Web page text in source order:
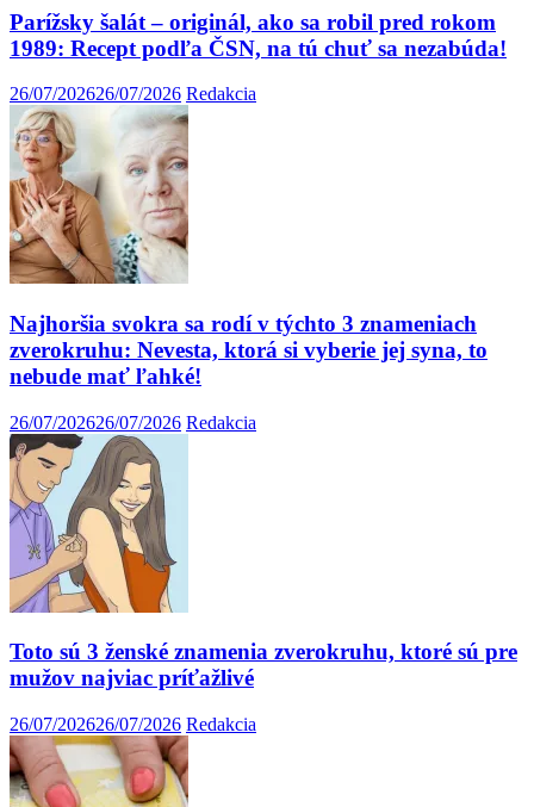
Parížsky šalát – originál, ako sa robil pred rokom
1989: Recept podľa ČSN, na tú chuť sa nezabúda!
26/07/202626/07/2026 Redakcia
Najhoršia svokra sa rodí v týchto 3 znameniach
zverokruhu: Nevesta, ktorá si vyberie jej syna, to
nebude mať ľahké!
26/07/202626/07/2026 Redakcia
Toto sú 3 ženské znamenia zverokruhu, ktoré sú pre
mužov najviac príťažlivé
26/07/202626/07/2026 Redakcia